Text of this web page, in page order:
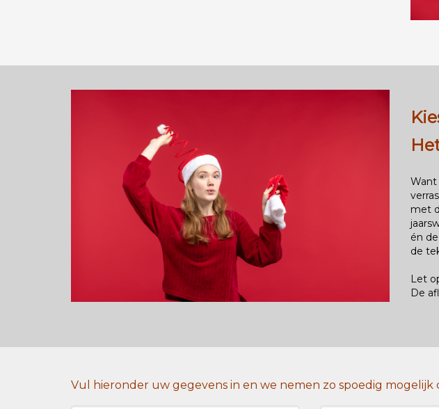
Want
met
én
de
Let
De
Vul hieronder uw gegevens in en we nemen zo spoedig mogelijk